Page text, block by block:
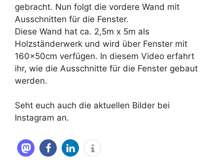
gebracht. Nun folgt die vordere Wand mit
Ausschnitten für die Fenster.
Diese Wand hat ca. 2,5m x 5m als
Holzständerwerk und wird über Fenster mit
160x50cm verfügen. In diesem Video erfahrt
ihr, wie die Ausschnitte für die Fenster gebaut
werden.
Seht euch auch die aktuellen Bilder bei
Instagram an.